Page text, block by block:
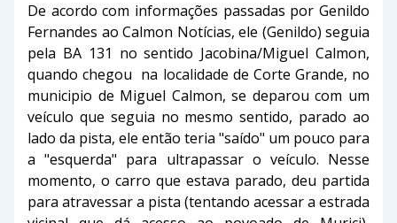
De acordo com informações passadas por Genildo
Fernandes ao Calmon Notícias, ele (Genildo) seguia
pela BA 131 no sentido Jacobina/Miguel Calmon,
quando chegou na localidade de Corte Grande, no
municipio de Miguel Calmon, se deparou com um
veículo que seguia no mesmo sentido, parado ao
lado da pista, ele então teria "saído" um pouco para
a "esquerda" para ultrapassar o veículo. Nesse
momento, o carro que estava parado, deu partida
para atravessar a pista (tentando acessar a estrada